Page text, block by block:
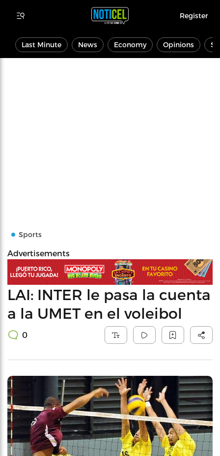
Register
Last Minute News Economy Opinions
Sports
Advertisements
LAI: INTER le pasa la cuenta
a la UMET en el voleibol
0